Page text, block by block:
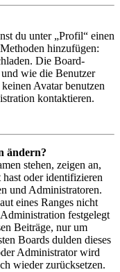
du unter „Profil“ einen
hinzufügen:
Die Board-
wie die Benutzer
Avatar benutzen
kontaktieren.
ändern?
stehen, zeigen an,
oder identifizieren
und Administratoren.
eines Ranges nicht
festgelegt
Beiträge, nur um
Boards dulden dieses
Administrator wird
wieder zurücksetzen.